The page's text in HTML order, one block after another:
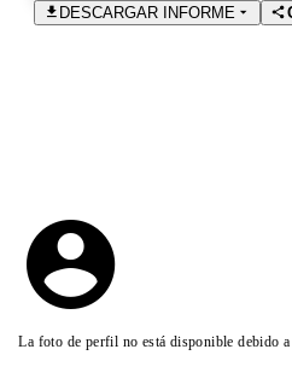
DESCARGAR INFORME
La foto de perfil no está disponible debido